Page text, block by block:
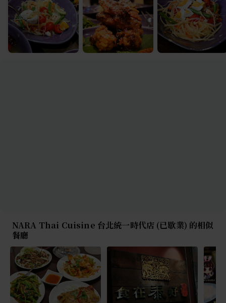
NARA Thai Cuisine 台北統一時代店 (已歇業) 的相似
餐廳